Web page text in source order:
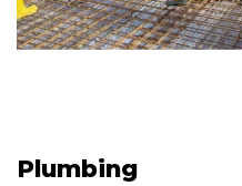
Plumbing